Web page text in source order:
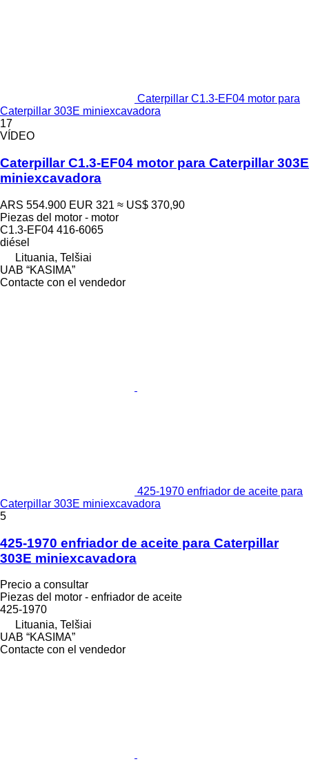
Caterpillar C1.3-EF04 motor para
Caterpillar 303E miniexcavadora
17
VÍDEO
Caterpillar C1.3-EF04 motor para Caterpillar 303E
miniexcavadora
ARS 554.900 EUR 321 ≈ US$ 370,90
Piezas del motor - motor
C1.3-EF04 416-6065
diésel
Lituania, Telšiai
UAB “KASIMA”
Contacte con el vendedor
425-1970 enfriador de aceite para
Caterpillar 303E miniexcavadora
5
425-1970 enfriador de aceite para Caterpillar
303E miniexcavadora
Precio a consultar
Piezas del motor - enfriador de aceite
425-1970
Lituania, Telšiai
UAB “KASIMA”
Contacte con el vendedor